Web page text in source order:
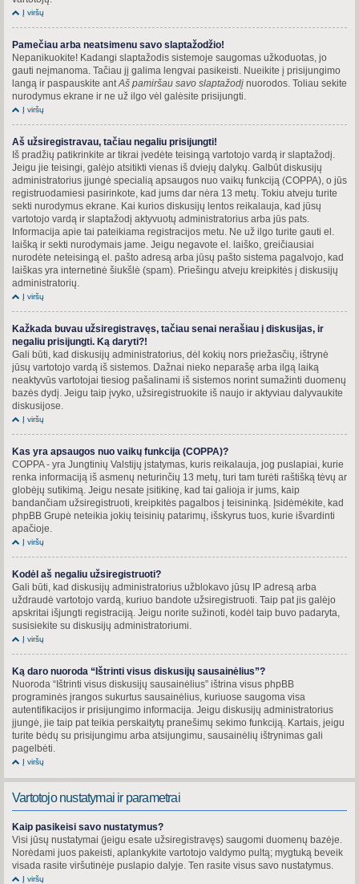
Į viršų
Pamečiau arba neatsimenu savo slaptažodžio!
Nepanikuokite! Kadangi slaptažodis sistemoje saugomas užkoduotas, jo
gauti neįmanoma. Tačiau jį galima lengvai pasikeisti. Nueikite į prisijungimo
langą ir paspauskite ant Aš pamiršau savo slaptažodį nuorodos. Toliau sekite
nurodymus ekrane ir ne už ilgo vėl galėsite prisijungti.
Į viršų
Aš užsiregistravau, tačiau negaliu prisijungti!
Iš pradžių patikrinkite ar tikrai įvedėte teisingą vartotojo vardą ir slaptažodį.
Jeigu jie teisingi, galėjo atsitikti vienas iš dviejų dalykų. Galbūt diskusijų
administratorius įjungė specialią apsaugos nuo vaikų funkciją (COPPA), o jūs
registruodamiesi pasirinkote, kad jums dar nėra 13 metų. Tokiu atveju turite
sekti nurodymus ekrane. Kai kurios diskusijų lentos reikalauja, kad jūsų
vartotojo vardą ir slaptažodį aktyvuotų administratorius arba jūs pats.
Informacija apie tai pateikiama registracijos metu. Ne už ilgo turite gauti el.
laišką ir sekti nurodymais jame. Jeigu negavote el. laiško, greičiausiai
nurodėte neteisingą el. pašto adresą arba jūsų pašto sistema pagalvojo, kad
laiškas yra internetinė šiukšlė (spam). Priešingu atveju kreipkitės į diskusijų
administratorių.
Į viršų
Kažkada buvau užsiregistravęs, tačiau senai nerašiau į diskusijas, ir
negaliu prisijungti. Ką daryti?!
Gali būti, kad diskusijų administratorius, dėl kokių nors priežasčių, ištrynė
jūsų vartotojo vardą iš sistemos. Dažnai nieko neparašę arba ilgą laiką
neaktyvūs vartotojai tiesiog pašalinami iš sistemos norint sumažinti duomenų
bazės dydį. Jeigu taip įvyko, užsiregistruokite iš naujo ir aktyviau dalyvaukite
diskusijose.
Į viršų
Kas yra apsaugos nuo vaikų funkcija (COPPA)?
COPPA - yra Jungtinių Valstijų įstatymas, kuris reikalauja, jog puslapiai, kurie
renka informaciją iš asmenų neturinčių 13 metų, turi tam turėti raštišką tėvų ar
globėjų sutikimą. Jeigu nesate įsitikinę, kad tai galioja ir jums, kaip
bandančiam užsiregistruoti, kreipkitės pagalbos į teisininką. Įsidėmėkite, kad
phpBB Grupė neteikia jokių teisinių patarimų, išskyrus tuos, kurie išvardinti
apačioje.
Į viršų
Kodėl aš negaliu užsiregistruoti?
Gali būti, kad diskusijų administratorius užblokavo jūsų IP adresą arba
uždraudė vartotojo vardą, kuriuo bandote užsiregistruoti. Taip pat jis galėjo
apskritai išjungti registraciją. Jeigu norite sužinoti, kodėl taip buvo padaryta,
susisiekite su diskusijų administratoriumi.
Į viršų
Ką daro nuoroda “Ištrinti visus diskusijų sausainėlius”?
Nuoroda “Ištrinti visus diskusijų sausainėlius” ištrina visus phpBB
programinės įrangos sukurtus sausainėlius, kuriuose saugoma visa
autentifikacijos ir prisijungimo informacija. Jeigu diskusijų administratorius
įjungė, jie taip pat teikia perskaitytų pranešimų sekimo funkciją. Kartais, jeigu
turite bėdų su prisijungimu arba atsijungimu, sausainėlių ištrynimas gali
pagelbėti.
Į viršų
Vartotojo nustatymai ir parametrai
Kaip pasikeisi savo nustatymus?
Visi jūsų nustatymai (jeigu esate užsiregistravęs) saugomi duomenų bazėje.
Norėdami juos pakeisti, aplankykite vartotojo valdymo pultą; mygtuką beveik
visada rasite viršutinėje puslapio dalyje. Ten rasite visus savo nustatymus.
Į viršų